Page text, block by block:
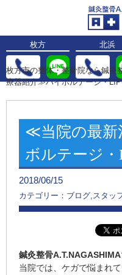
枚方 北浜
枚方市の整体・整骨院なら鍼灸
療器紹介≫ハイボルテージ・
≪当院の最新
ボルテージ・
2018/06/15
カテゴリー：ブログ,スタッ
鍼灸整骨A.T.NAGASHIMA
当院では、ケガで悩まれ